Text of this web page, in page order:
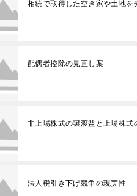
相続で取得した空き家や土地を
配偶者控除の見直し案
非上場株式の譲渡益と上場株式
法人税引き下げ競争の現実性